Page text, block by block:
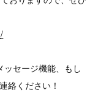
セージ機能、もし
絡ください！